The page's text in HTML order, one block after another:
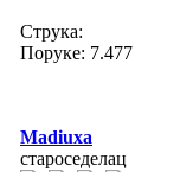
Струка:
Поруке: 7.477
Madiuxa
староседелац